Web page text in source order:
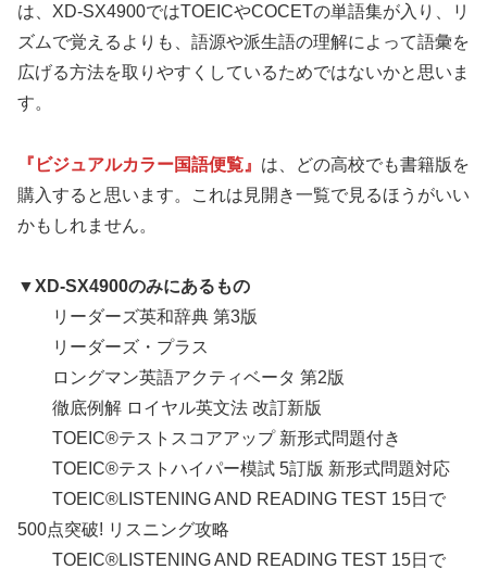
は、XD-SX4900ではTOEICやCOCETの単語集が入り、リ
ズムで覚えるよりも、語源や派生語の理解によって語彙を
広げる方法を取りやすくしているためではないかと思いま
す。
『ビジュアルカラー国語便覧』 は、どの高校でも書籍版を
購入すると思います。これは見開き一覧で見るほうがいい
かもしれません。
▼XD-SX4900のみにあるもの
リーダーズ英和辞典 第3版
リーダーズ・プラス
ロングマン英語アクティベータ 第2版
徹底例解 ロイヤル英文法 改訂新版
TOEIC®テストスコアアップ 新形式問題付き
TOEIC®テストハイパー模試 5訂版 新形式問題対応
TOEIC®LISTENING AND READING TEST 15日で
500点突破! リスニング攻略
TOEIC®LISTENING AND READING TEST 15日で